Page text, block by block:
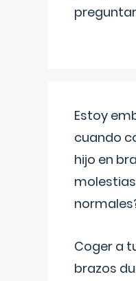
Estoy
cuando
hijo en
molestias
Coger a
brazos